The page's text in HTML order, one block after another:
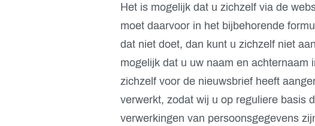
Het is mogelijk dat u zichzelf via de
moet daarvoor in het bijbehorende
dat niet doet, dan kunt u zichzelf niet
mogelijk dat u uw naam en achternaam
zichzelf voor de nieuwsbrief heeft
verwerkt, zodat wij u op reguliere basis
verwerkingen van persoonsgegevens